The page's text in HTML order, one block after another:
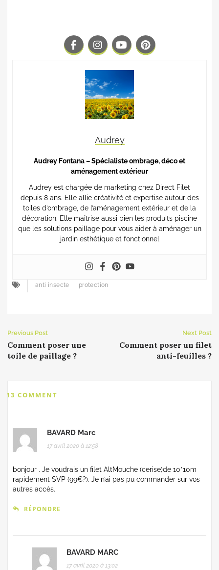
Audrey
Audrey Fontana – Spécialiste ombrage, déco et
aménagement extérieur
Audrey est chargée de marketing chez Direct Filet
depuis 8 ans. Elle allie créativité et expertise autour des
toiles d’ombrage, de l’aménagement extérieur et de la
décoration. Elle maîtrise aussi bien les produits piscine
que les solutions paillage pour vous aider à aménager un
jardin esthétique et fonctionnel
anti insecte protection
Previous Post
Comment poser une
toile de paillage ?
Next Post
Comment poser un filet
anti-feuilles ?
13 COMMENT
BAVARD Marc
17 avril 2020 à 12:58
bonjour . Je voudrais un filet AltMouche (cerise)de 10*10m
rapidement SVP (99€?). Je n’ai pas pu commander sur vos
autres accès.
RÉPONDRE
BAVARD MARC
17 avril 2020 à 13:02